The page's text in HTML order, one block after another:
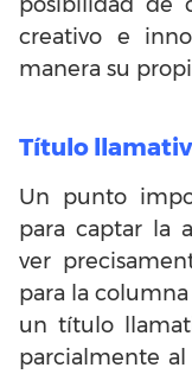
creativo e
manera su
Título
Un punto
para captar la
ver
para la
un título
parcialmente